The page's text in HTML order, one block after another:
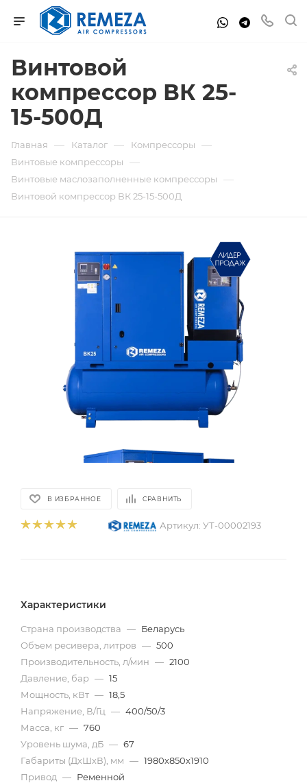
Винтовой
компрессор ВК 25-
15-500Д
Главная — Каталог — Компрессоры —
Винтовые компрессоры —
Винтовые маслозаполненные компрессоры —
Винтовой компрессор ВК 25-15-500Д
В ИЗБРАННОЕ СРАВНИТЬ
Артикул: УТ-00002193
Характеристики
Страна производства — Беларусь
Объем ресивера, литров — 500
Производительность, л/мин — 2100
Давление, бар — 15
Мощность, кВт — 18,5
Напряжение, В/Гц — 400/50/3
Масса, кг — 760
Уровень шума, дБ — 67
Габариты (ДхШхВ), мм — 1980х850х1910
Привод — Ременной